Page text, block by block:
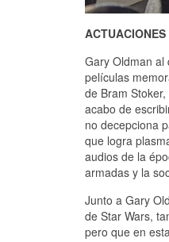
Gary Oldman
películas
de Bram
acabo de
no decepciona
que logra
audios de la
armadas y la
Junto a Gary
de Star Wars,
pero que en